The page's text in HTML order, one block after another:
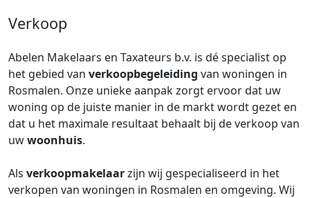
Verkoop
Abelen Makelaars en Taxateurs b.v. is dé specialist op
het gebied van verkoopbegeleiding van woningen in
Rosmalen. Onze unieke aanpak zorgt ervoor dat uw
woning op de juiste manier in de markt wordt gezet en
dat u het maximale resultaat behaalt bij de verkoop van
uwwoonhuis.
Als verkoopmakelaarzijn wij gespecialiseerd in het
verkopen van woningen in Rosmalen en omgeving. Wij